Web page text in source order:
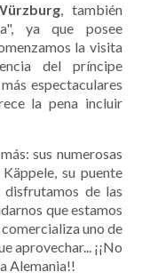
, también
ya que posee
la visita
del príncipe
espectaculares
la pena incluir
sus numerosas
su puente
de las
que estamos
uno de
aprovechar... ¡¡No
Alemania!!